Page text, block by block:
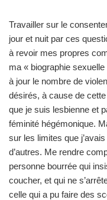
Travailler sur le
jour et nuit par ces
à revoir mes propres
ma « biographie
à jour le nombre de
désirés, à cause de
que je suis lesbienne et
féminité hégémonique.
sur les limites que
d’autres. Me rendre
personne bourrée qui
coucher, et qui ne
celle qui a pu faire des